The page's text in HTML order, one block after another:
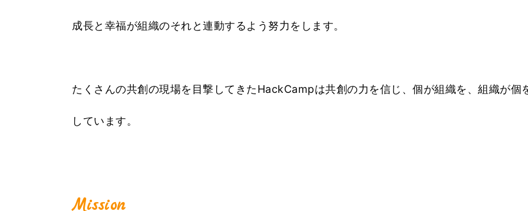
成長と幸福が組織のそれと連動するよう努力をします。
たくさんの共創の現場を目撃してきたHackCampは共創の力を信じ、個が組織を、組織が個
しています。
Mission